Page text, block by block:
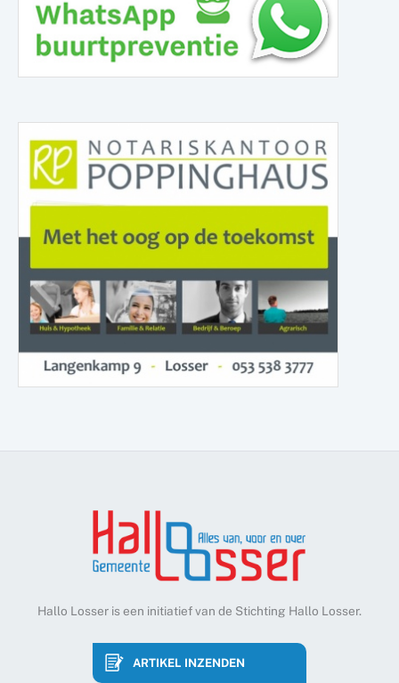
Hallo Losser is een initiatief van de Stichting Hallo Losser.
ARTIKEL INZENDEN